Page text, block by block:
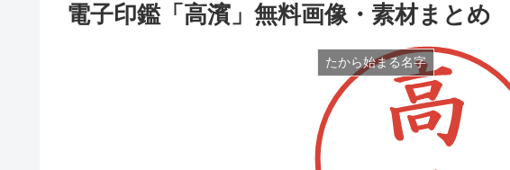
電子印鑑「高濱」無料画像・素材まとめ
たから始まる名字